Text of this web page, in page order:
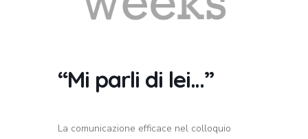
“Mi parli di lei…”
La comunicazione efficace nel colloquio